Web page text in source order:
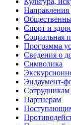
Направления
Спорт и
Социальная
Программа
Сведения о
Символика
Эндаумент-
Сотрудникам
Партнерам